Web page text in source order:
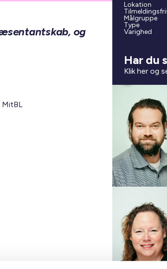
og
MitBL
Lokation
Målgruppe
Type
Varighed
Har du
Klik her og